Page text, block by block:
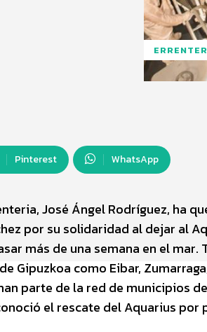
Pinterest WhatsApp
José Ángel Rodríguez, ha
por su solidaridad al dejar al
más de una semana en el mar.
Gipuzkoa como Eibar,
parte de la red de municipios
el rescate del Aquarius por